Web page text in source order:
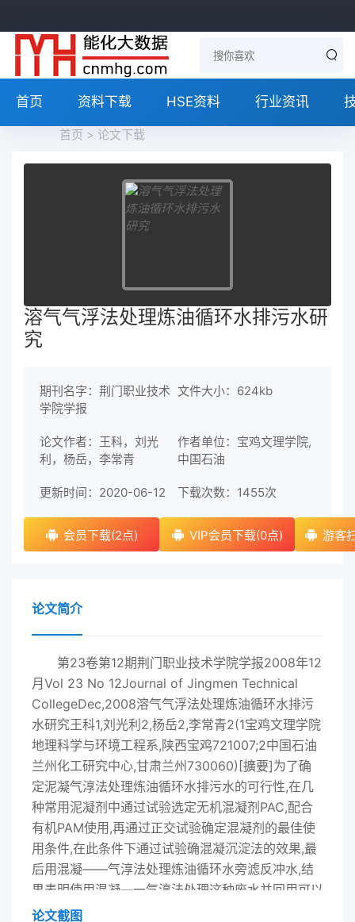
首页 资料下载 HSE资料 行业资讯
首页 > 论文下载
溶气气浮法处理炼油循环水排污水研
究
期刊名字：荆门职业技术
学院学报
文件大小：624kb
论文作者：王科，刘光
利，杨岳，李常青
作者单位：宝鸡文理学院,
中国石油
更新时间：2020-06-12 下载次数： 1455次
会员下载(2点) VIP会员下载(0点) 游客
论文简介
第23卷第12期荆门职业技术学院学报2008年12
月Vol 23 No 12Journal of Jingmen Technical
CollegeDec,2008溶气气浮法处理炼油循环水排污
水研究王科1,刘光利2,杨岳2,李常青2(1宝鸡文理学院
地理科学与环境工程系,陕西宝鸡721007;2中国石油
兰州化工研究中心,甘肃兰州730060)[擴要]为了确
定泥凝气淳法处理炼油循环水排污水的可行性,在几
种常用泥凝剂中通过试验选定无机混凝剂PAC,配合
有机PAM使用,再通过正交试验确定混凝剂的最佳使
用条件,在此条件下通过试验确混凝沉淀法的效果,最
后用混凝——气淳法处理炼油循环水旁滤反冲水,结
果表明使用混凝—一气淳法处理这种废水并回用可以
满足要求且有明显优势。[关键词]炼油循环水排污水;
论文截图